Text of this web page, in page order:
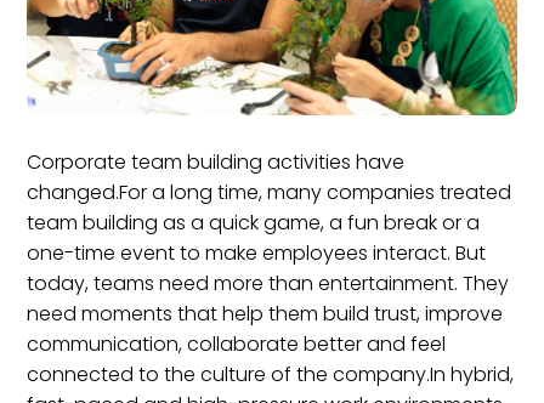
Corporate team building activities have
changed.For a long time, many companies treated
team building as a quick game, a fun break or a
one-time event to make employees interact. But
today, teams need more than entertainment. They
need moments that help them build trust, improve
communication, collaborate better and feel
connected to the culture of the company.In hybrid,